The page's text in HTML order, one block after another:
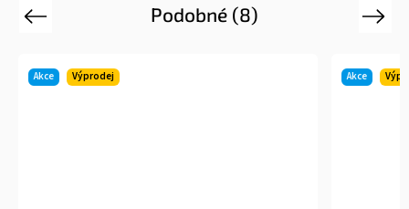
Podobné (8)
Previous
Akce Výprodej Akce
Next